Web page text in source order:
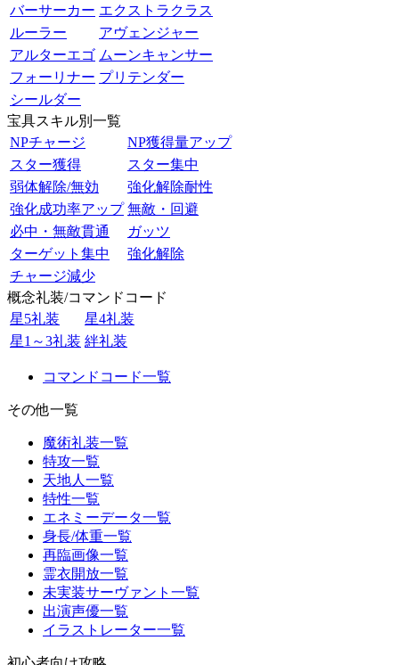
バーサーカー エクストラクラス
ルーラー
アヴェンジャー
アルターエゴ ムーンキャンサー
フォーリナー プリテンダー
シールダー
宝具スキル別一覧
NPチャージ
NP獲得量アップ
スター獲得
スター集中
弱体解除/無効
強化解除耐性
強化成功率アップ 無敵・回避
必中・無敵貫通
ガッツ
ターゲット集中
強化解除
チャージ減少
概念礼装/コマンドコード
星5礼装
星4礼装
星1～3礼装 絆礼装
コマンドコード一覧
その他一覧
魔術礼装一覧
特攻一覧
天地人一覧
特性一覧
エネミーデータ一覧
身長/体重一覧
再臨画像一覧
霊衣開放一覧
未実装サーヴァント一覧
出演声優一覧
イラストレーター一覧